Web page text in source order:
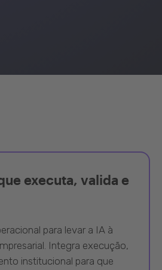
executa, valida e
para levar a IA à
Integra execução,
institucional para que